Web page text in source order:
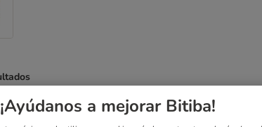
¡Ayúdanos a mejorar Bitiba!